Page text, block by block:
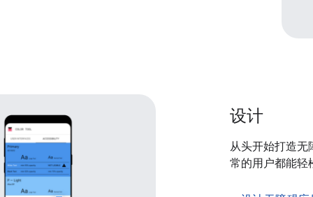
设计
从头开始打造无
常的用户都能轻